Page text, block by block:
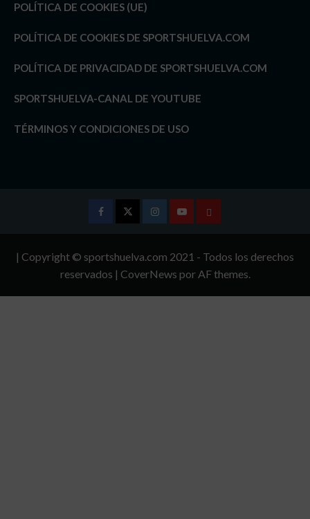
POLÍTICA DE COOKIES (UE)
POLÍTICA DE COOKIES DE SPORTSHUELVA.COM
POLÍTICA DE PRIVACIDAD DE SPORTSHUELVA.COM
SPORTSHUELVA-CANAL DE YOUTUBE
TÉRMINOS Y CONDICIONES DE USO
InstagramYoutubeTÉRMINOS
CONDICIONES
| Copyright © sportshuelva.com 2021 - Todos los derechos
reservados | CoverNews por AF themes.